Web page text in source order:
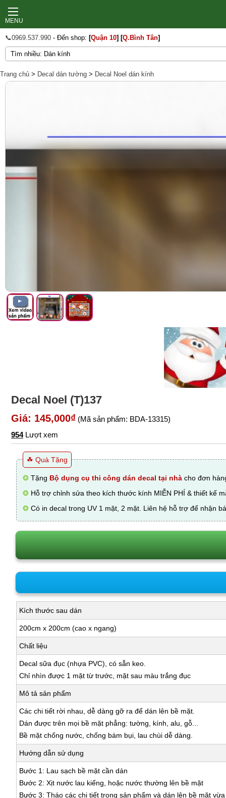
MENU
📞0969.537.990 - Đến shop: [Quận 10] [Q.Bình Tân]
Trang chủ > Decal dán tường > Decal Noel dán kính
Decal Noel (T)137
Giá: 145,000₫ (Mã sản phẩm: BDA-13315)
954Lượt xem
☘ Quà Tặng
❂ Tặng Bộ dụng cụ thi công dán decal tại nhà cho đơn
❂ Hỗ trợ chỉnh sửa theo kích thước kính MIỄN PHÍ & thiết kế
❂ Có in decal trong UV 1 mặt, 2 mặt. Liên hệ hỗ trợ để nhận
Kích thước sau dán
200cm x 200cm (cao x ngang)
Chất liệu
Decal sữa đục (nhựa PVC), có sẵn keo.
Chỉ nhìn được 1 mặt từ trước, mặt sau màu trắng đục
Mô tả sản phẩm
Các chi tiết rời nhau, dễ dàng gỡ ra để dán lên bề mặt.
Dán được trên mọi bề mặt phẳng: tường, kính, alu, gỗ...
Bề mặt chống nước, chống bám bụi, lau chùi dễ dàng.
Hướng dẫn sử dụng
Bước 1: Lau sạch bề mặt cần dán
Bước 2: Xịt nước lau kiếng, hoặc nước thường lên bề mặt
Bước 3: Tháo các chi tiết trong sản phẩm và dán lên bề mặt